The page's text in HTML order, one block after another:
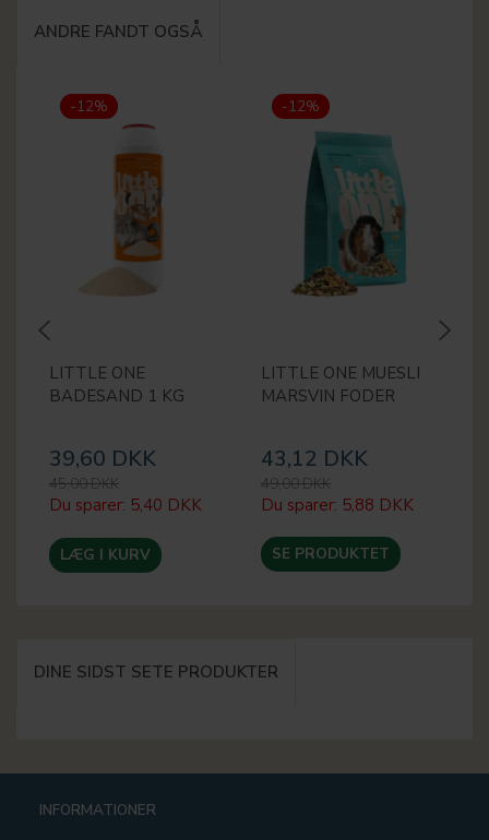
ANDRE FANDT OGSÅ
-12%
LITTLE ONE
BADESAND 1 KG
39,60 DKK
45,00 DKK
Du sparer: 5,40 DKK
LÆG I KURV
-12%
LITTLE ONE MUESLI
MARSVIN FODER
43,12 DKK
49,00 DKK
Du sparer: 5,88 DKK
SE PRODUKTET
DINE SIDST SETE PRODUKTER
INFORMATIONER